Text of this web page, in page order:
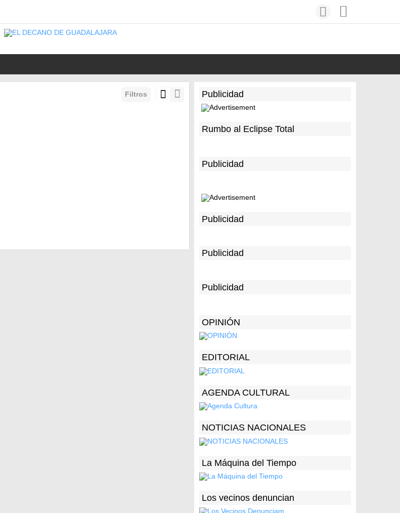
Filtros Publicidad
Rumbo al Eclipse Total
Publicidad
Publicidad
Publicidad
Publicidad
OPINIÓN
EDITORIAL
AGENDA CULTURAL
NOTICIAS NACIONALES
La Máquina del Tiempo
Los vecinos denuncian